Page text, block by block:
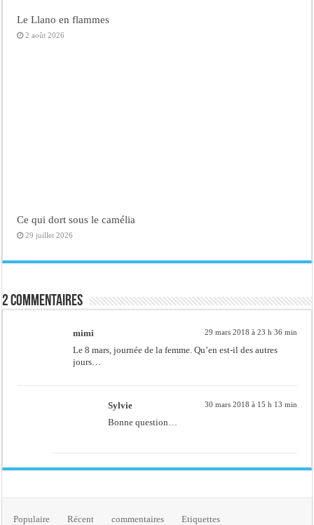
Le Llano en flammes
2 août 2026
Ce qui dort sous le camélia
29 juillet 2026
2 commentaires
mimi 29 mars 2018 à 23 h 36 min
Le 8 mars, journée de la femme. Qu’en est-il des autres
jours…
Sylvie 30 mars 2018 à 15 h 13 min
Bonne question…
Populaire Récent commentaires Etiquettes